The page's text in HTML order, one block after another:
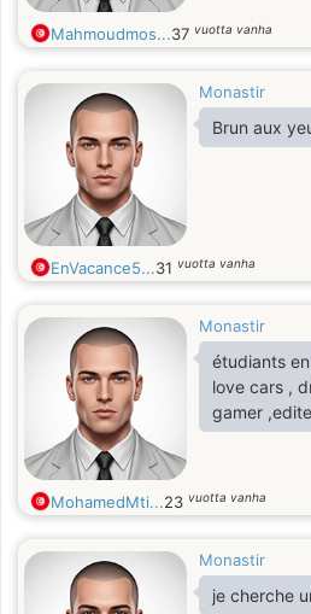
Mahmoudmos...37 vuotta vanha
Monastir
Brun aux
EnVacance5...31 vuotta vanha
Monastir
étudiants
love cars ,
gamer
MohamedMti...23 vuotta vanha
Monastir
je cherche